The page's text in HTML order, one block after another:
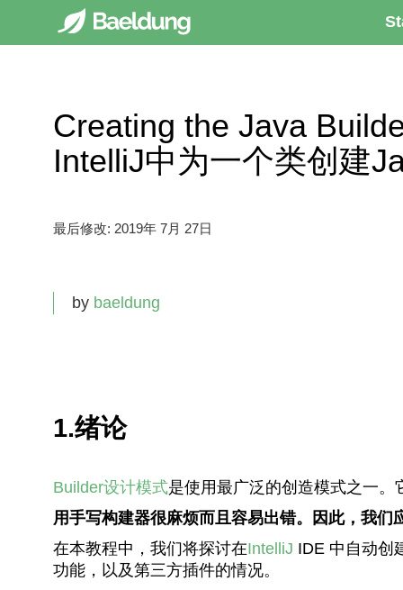
Creating the Java
IntelliJ中为一个类创建
最后修改: 2019年 7月 27日
by baeldung
1.绪论
Builder设计模式是使用最广泛的创造模式之一
用手写构建器很麻烦而且容易出错。因此，我
在本教程中，我们将探讨在IntelliJ IDE 中自动创
功能，以及第三方插件的情况。